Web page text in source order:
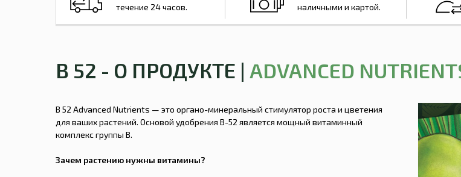
течение 24 часов.
наличными и картой.
B 52 - О ПРОДУКТЕ | ADVANCED
B 52 Advanced Nutrients — это органо-минеральный стимулятор роста и цветения
для ваших растений. Основой удобрения B-52 является мощный витаминный
комплекс группы B.
Зачем растению нужны витамины?